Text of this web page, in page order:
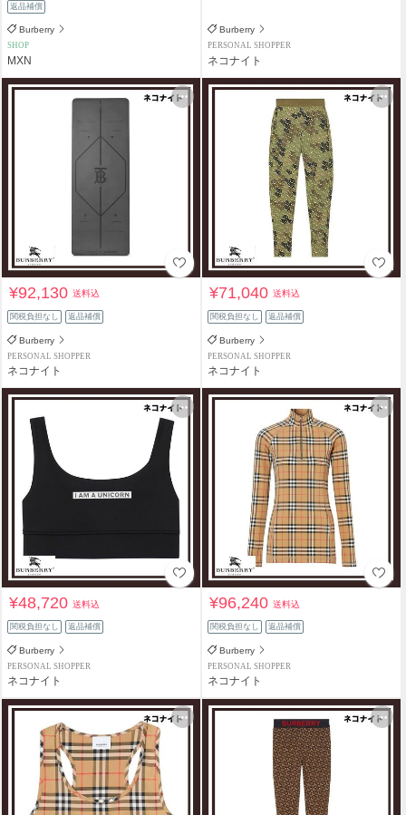
返品補償
Burberry
SHOP
MXN
Burberry
PERSONAL SHOPPER
ネコナイト
¥92,130送料込
関税負担なし 返品補償
Burberry
PERSONAL SHOPPER
ネコナイト
¥71,040送料込
関税負担なし 返品補償
Burberry
PERSONAL SHOPPER
ネコナイト
¥48,720送料込
関税負担なし 返品補償
Burberry
PERSONAL SHOPPER
ネコナイト
¥96,240送料込
関税負担なし 返品補償
Burberry
PERSONAL SHOPPER
ネコナイト